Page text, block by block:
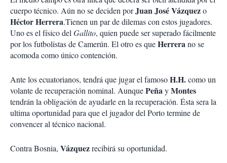
cuerpo técnico. Aún no se deciden porJuan José Vázquezo
Héctor Herrera.Tienen un par de dilemas con estos jugadores.
Uno es el físico del Gallito, quien puede ser superado fácilmente
por los futbolistas de Camerún. El otro es queHerrerano se
acomoda como único contención.
Ante los ecuatorianos, tendrá que jugar el famosoH.H.como un
volante de recuperación nominal. AunquePeñayMontes
tendrán la obligación de ayudarle en la recuperación. Ésta sera la
ultima oportunidad para que el jugador del Porto termine de
convencer al técnico nacional.
Contra Bosnia, Vázquezrecibirá su oportunidad.